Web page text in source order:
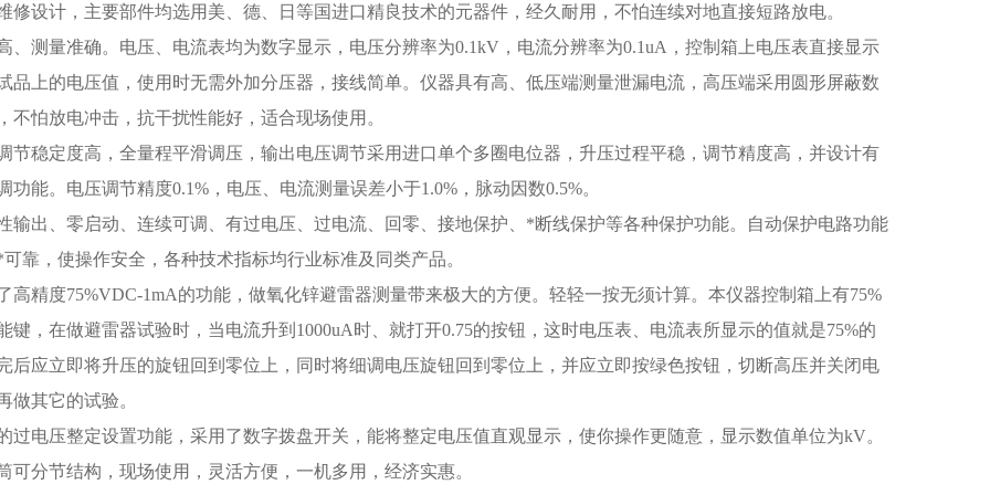
修设计，主要部件均选用美、德、日等国进口精良技术的元器件，经久耐用，不怕连续对地直接短路放电。
、测量准确。电压、电流表均为数字显示，电压分辨率为0.1kV，电流分辨率为0.1uA，控制箱上电压表直接显示
品上的电压值，使用时无需外加分压器，接线简单。仪器具有高、低压端测量泄漏电流，高压端采用圆形屏蔽数
不怕放电冲击，抗干扰性能好，适合现场使用。
节稳定度高，全量程平滑调压，输出电压调节采用进口单个多圈电位器，升压过程平稳，调节精度高，并设计有
功能。电压调节精度0.1%，电压、电流测量误差小于1.0%，脉动因数0.5%。
输出、零启动、连续可调、有过电压、过电流、回零、接地保护、*断线保护等各种保护功能。自动保护电路功能
靠，使操作安全，各种技术指标均行业标准及同类产品。
高精度75%VDC-1mA的功能，做氧化锌避雷器测量带来极大的方便。轻轻一按无须计算。本仪器控制箱上有75%
键，在做避雷器试验时，当电流升到1000uA时、就打开0.75的按钮，这时电压表、电流表所显示的值就是75%的
后应立即将升压的旋钮回到零位上，同时将细调电压旋钮回到零位上，并应立即按绿色按钮，切断高压并关闭电
做其它的试验。
过电压整定设置功能，采用了数字拨盘开关，能将整定电压值直观显示，使你操作更随意，显示数值单位为kV。
可分节结构，现场使用，灵活方便，一机多用，经济实惠。